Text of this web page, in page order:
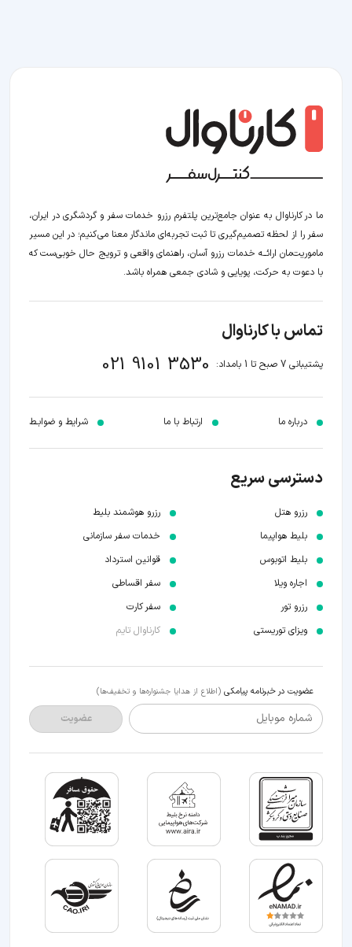
ما در کارناوال به عنوان جامع‌ترین پلتفرم رزرو خدمات سفر و گردشگری در ایران،
سفر را از لحظه‌ تصمیم‌گیری تا ثبت تجربه‌ای ماندگار معنا می‌کنیم؛ در این مسیر‍
ماموریت‌مان اراﺋــﻪ خدمات رزرو آسان، راهنمای واقعی و ترویج حال خوبی‌ست که
با دعوت به حرکت، پویایی و شادی جمعی همراه باشد.
تماس با کارناوال
پشتیبانی 7 صبح تا 1 بامداد: 021 9101 3530
درباره ما ارتباط با ما شرایط و ضوابـط
دسترسی سریع
رزرو هتل
بلیط هواپیما
بلیط اتوبوس
اجاره ویلا
رزرو تور
ویزای توریستی
رزرو هوشمند بلیط
خدمات سفر سازمانی
قوانین استرداد
سفر اقساطی
سفر کارت
کارناوال تایم
عضویت در خبرنامه پیامکی (اطلاع از هدایا جشنواره‌ها و تخفیف‌ها)
شماره موبایل عضویت